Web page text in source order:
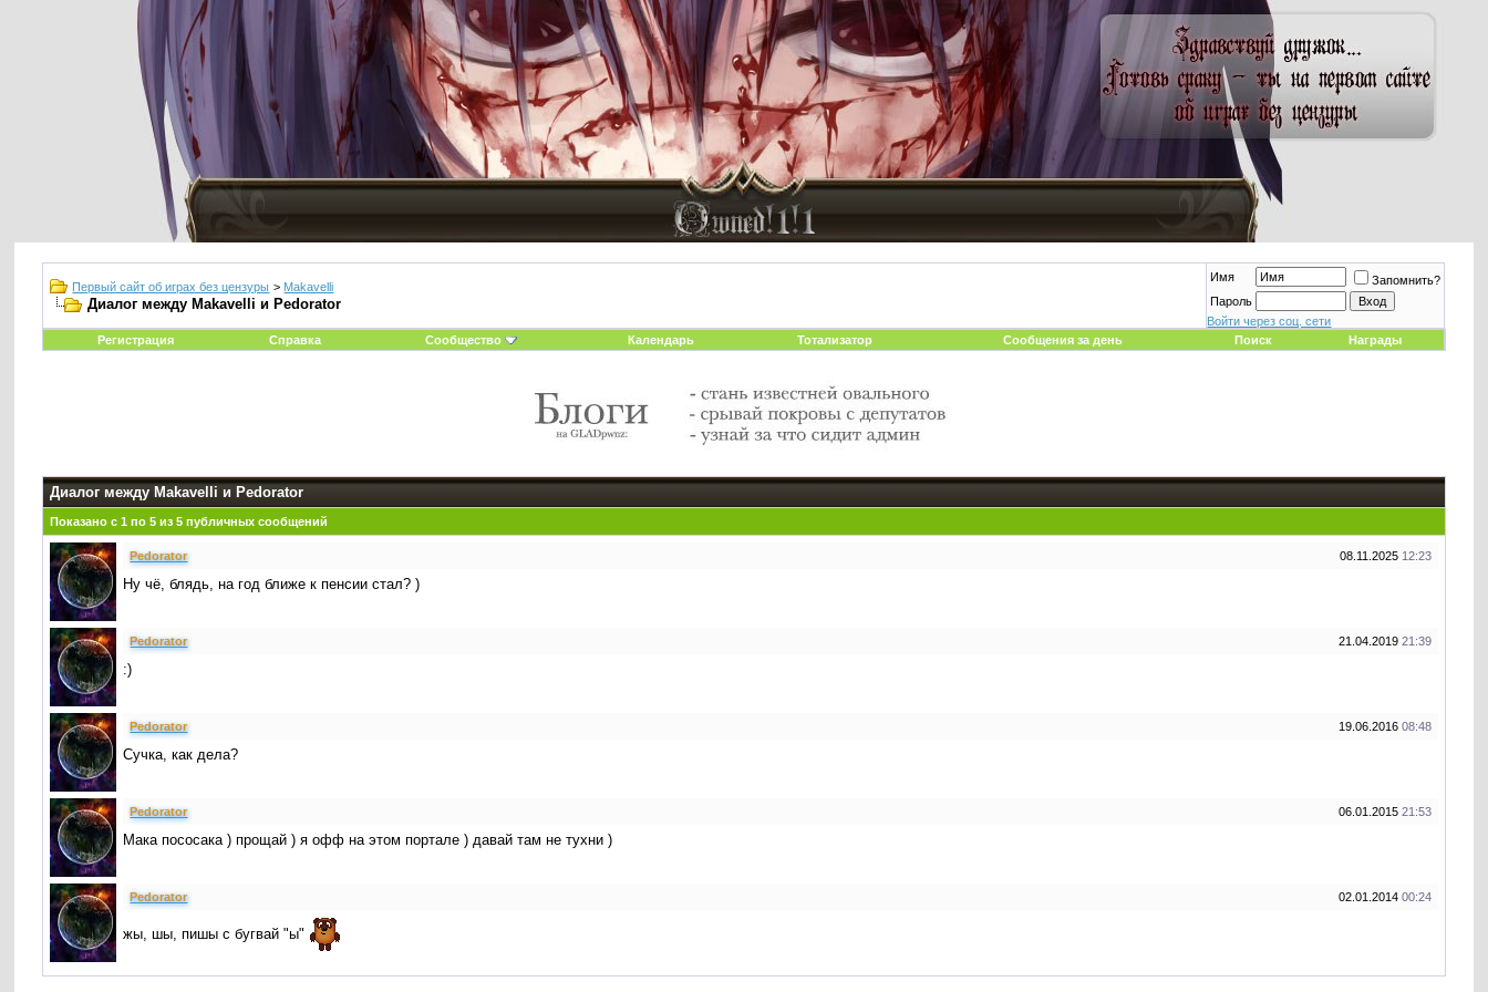
Первый сайт об играх без цензуры > Makavelli
Диалог между Makavelli и Реdorator
Имя
Запомнить?
Пароль
Войти через соц. сети
Регистрация
Справка Сообщество Календарь Тотализатор Сообщения за день Поиск Награды
Диалог между Makavelli и Реdorator
Показано с 1 по5 из5 публичных сообщений
08.11.2025 12:23
Реdorator
Ну чё, блядь, на год ближе к пенсии стал? )
21.04.2019 21:39
Реdorator
:)
19.06.2016 08:48
Реdorator
Cучка, как дела?
06.01.2015 21:53
Реdorator
Мака пососака ) прощай ) я офф на этом портале ) давай там не тухни )
02.01.2014 00:24
Реdorator
жы, шы, пишы с бугвай "ы"